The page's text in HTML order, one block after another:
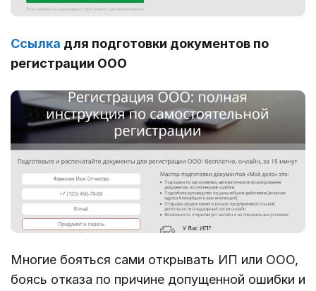
Ссылка для подготовки документов по
регистрации ООО
Многие бояться сами открывать ИП или ООО,
боясь отказа по причине допущенной ошибки и